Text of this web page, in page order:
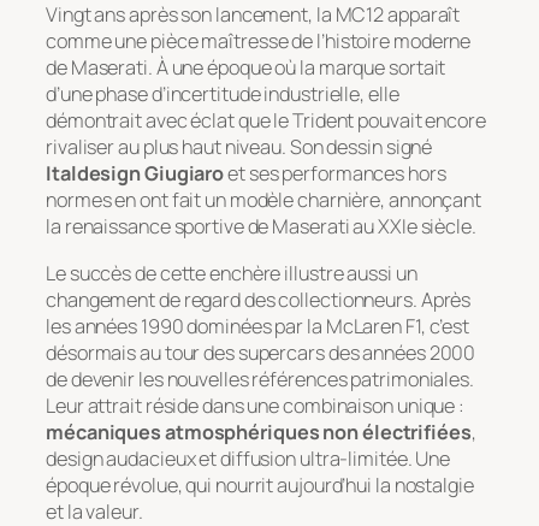
Vingt ans après son lancement, la MC12 apparaît
comme une pièce maîtresse de l’histoire moderne
de Maserati. À une époque où la marque sortait
d’une phase d’incertitude industrielle, elle
démontrait avec éclat que le Trident pouvait encore
rivaliser au plus haut niveau. Son dessin signé
Italdesign Giugiaroet ses performances hors
normes en ont fait un modèle charnière, annonçant
la renaissance sportive de Maserati au XXIe siècle.
Le succès de cette enchère illustre aussi un
changement de regard des collectionneurs. Après
les années 1990 dominées par la McLaren F1, c’est
désormais au tour des supercars des années 2000
de devenir les nouvelles références patrimoniales.
Leur attrait réside dans une combinaison unique :
mécaniques atmosphériques non électrifiées,
design audacieux et diffusion ultra-limitée. Une
époque révolue, qui nourrit aujourd’hui la nostalgie
et la valeur.